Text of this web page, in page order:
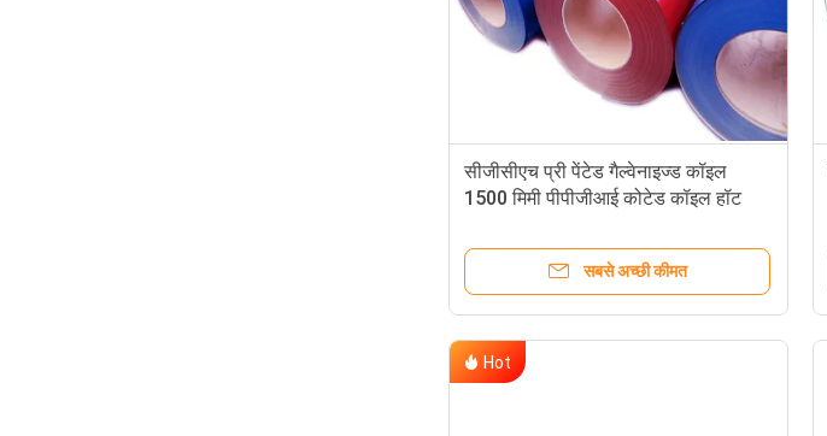
सीजीसीएच प्री पेंटेड गैल्वेनाइज्ड कॉइल
1500 मिमी पीपीजीआई कोटेड कॉइल हॉट
सबसे अच्छी कीमत
Hot